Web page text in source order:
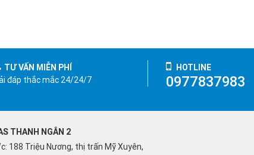
TƯ VẤN MIỄN PHÍ
đáp thắc mắc 24/24/7
HOTLINE
0977837983
THANH NGÂN 2
188 Triệu Nương, thị trấn Mỹ Xuyên,